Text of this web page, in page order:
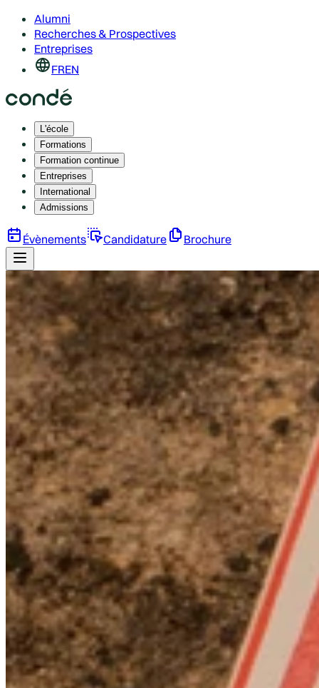
Alumni
Recherches & Prospectives
Entreprises
FREN
L'école
Formations
Formation continue
Entreprises
International
Admissions
Évènements Candidature Brochure